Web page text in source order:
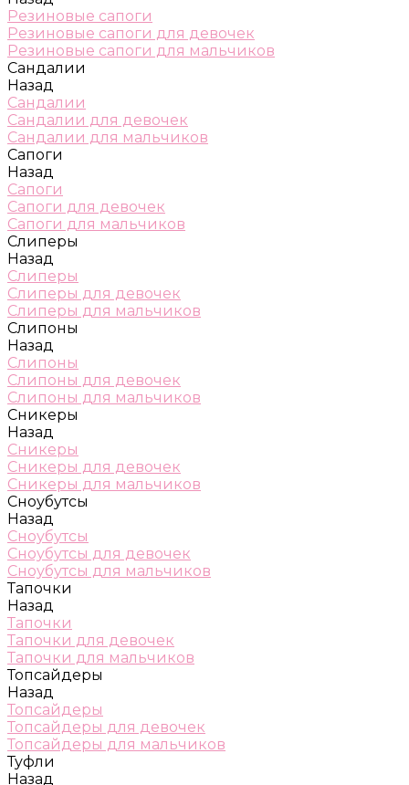
Резиновые сапоги
Резиновые сапоги для девочек
Резиновые сапоги для мальчиков
Сандалии
Назад
Сандалии
Сандалии для девочек
Сандалии для мальчиков
Сапоги
Назад
Сапоги
Сапоги для девочек
Сапоги для мальчиков
Слиперы
Назад
Слиперы
Слиперы для девочек
Слиперы для мальчиков
Слипоны
Назад
Слипоны
Слипоны для девочек
Слипоны для мальчиков
Сникеры
Назад
Сникеры
Сникеры для девочек
Сникеры для мальчиков
Сноубутсы
Назад
Сноубутсы
Сноубутсы для девочек
Сноубутсы для мальчиков
Тапочки
Назад
Тапочки
Тапочки для девочек
Тапочки для мальчиков
Топсайдеры
Назад
Топсайдеры
Топсайдеры для девочек
Топсайдеры для мальчиков
Туфли
Назад